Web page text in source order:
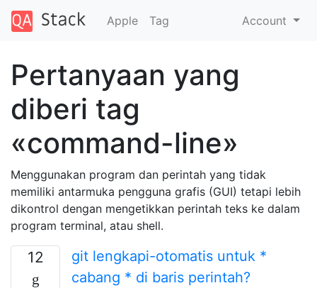
Apple Tag Account
Pertanyaan yang
diberi tag
«command-line»
Menggunakan program dan perintah yang tidak
memiliki antarmuka pengguna grafis (GUI) tetapi lebih
dikontrol dengan mengetikkan perintah teks ke dalam
program terminal, atau shell.
12
git lengkapi-otomatis untuk *
cabang * di baris perintah?